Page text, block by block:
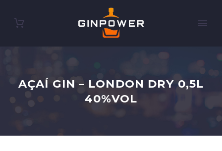
AÇAÍ GIN – LONDON DRY 0,5L
40%VOL